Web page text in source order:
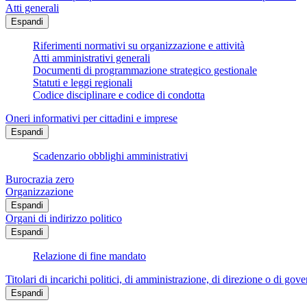
Atti generali
Espandi
Riferimenti normativi su organizzazione e attività
Atti amministrativi generali
Documenti di programmazione strategico gestionale
Statuti e leggi regionali
Codice disciplinare e codice di condotta
Oneri informativi per cittadini e imprese
Espandi
Scadenzario obblighi amministrativi
Burocrazia zero
Organizzazione
Espandi
Organi di indirizzo politico
Espandi
Relazione di fine mandato
Titolari di incarichi politici, di amministrazione, di direzione o di
Espandi